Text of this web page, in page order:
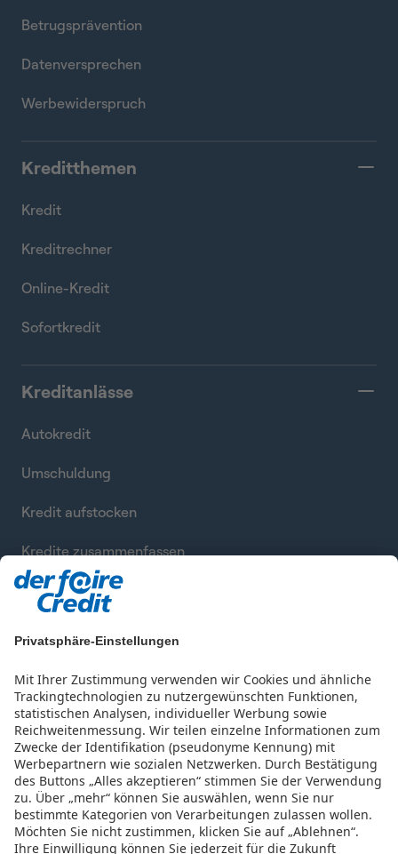
Privatsphäre-Einstellungen
Mit Ihrer Zustimmung verwenden wir Cookies und ähnliche
Trackingtechnologien zu nutzergewünschten Funktionen,
statistischen Analysen, individueller Werbung sowie
Reichweitenmessung. Wir teilen einzelne Informationen zum
Zwecke der Identifikation (pseudonyme Kennung) mit
Werbepartnern wie sozialen Netzwerken. Durch Bestätigung
des Buttons „Alles akzeptieren“ stimmen Sie der Verwendung
zu. Über „mehr“ können Sie auswählen, wenn Sie nur
bestimmte Kategorien von Verarbeitungen zulassen wollen.
Möchten Sie nicht zustimmen, klicken Sie auf „Ablehnen“.
Ihre Einwilligung können Sie jederzeit für die Zukunft
Betrugsprävention
Datenversprechen
Werbewiderspruch
Kreditthemen
Kredit
Kreditrechner
Online-Kredit
Sofortkredit
Kreditanlässe
Autokredit
Umschuldung
Kredit aufstocken
Kredite zusammenfassen
Datenschutz Nutzungsbedingungen Impressum